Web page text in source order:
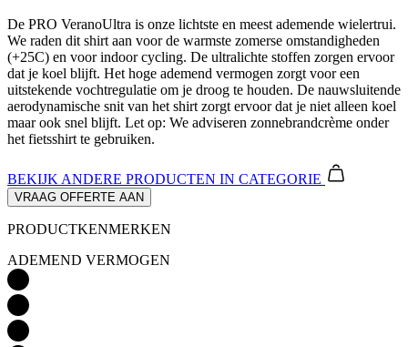
De PRO VeranoUltra is onze lichtste en meest ademende wielertrui.
We raden dit shirt aan voor de warmste zomerse omstandigheden
(+25C) en voor indoor cycling. De ultralichte stoffen zorgen ervoor
dat je koel blijft. Het hoge ademend vermogen zorgt voor een
uitstekende vochtregulatie om je droog te houden. De nauwsluitende
aerodynamische snit van het shirt zorgt ervoor dat je niet alleen koel
maar ook snel blijft. Let op: We adviseren zonnebrandcrème onder
het fietsshirt te gebruiken.
BEKIJK ANDERE PRODUCTEN IN CATEGORIE
VRAAG OFFERTE AAN
PRODUCTKENMERKEN
ADEMEND VERMOGEN